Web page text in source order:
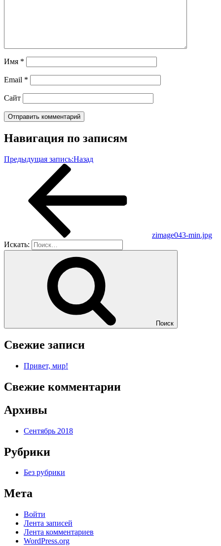
Имя *
Email *
Сайт
Навигация по записям
Предыдущая запись:Назад
zimage043-min.jpg
Искать:
Поиск
Свежие записи
Привет, мир!
Свежие комментарии
Архивы
Сентябрь 2018
Рубрики
Без рубрики
Мета
Войти
Лента записей
Лента комментариев
WordPress.org